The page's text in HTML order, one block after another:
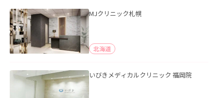
MJクリニック札幌
北海道
いびきメディカルクリニック 福岡院